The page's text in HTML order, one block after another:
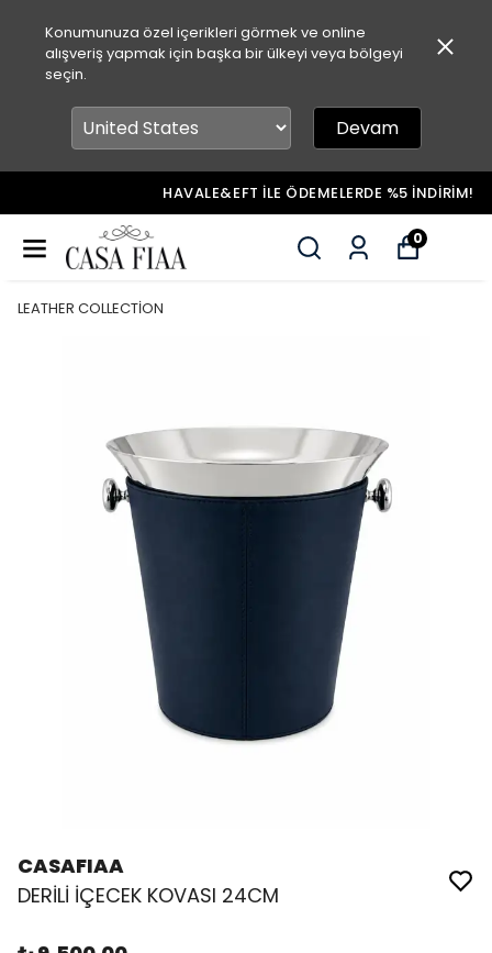
Konumunuza özel içerikleri görmek ve online
alışveriş yapmak için başka bir ülkeyi veya bölgeyi
seçin.
Devam
HAVALE&EFT İLE ÖDEMELERDE %5 İNDİRİM!
0
LEATHER COLLECTİON
CASAFIAA
DERİLİ İÇECEK KOVASI 24CM